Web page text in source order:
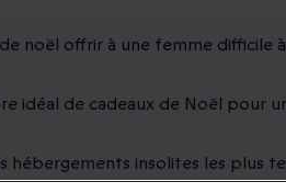
noël offrir à une femme difficile
idéal de cadeaux de Noël pour
hébergements insolites les plus